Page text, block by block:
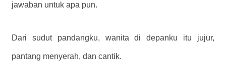
jawaban untuk apa pun.
Dari sudut pandangku, wanita di depanku itu jujur,
pantang menyerah, dan cantik.